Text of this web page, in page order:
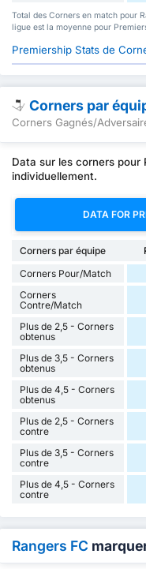
Total des Corners en match pour
ligue est la moyenne pour
Premiership Stats de
Corners par
Corners Gagnés/
Data sur les corners pour
individuellement.
DATA FOR
Corners par équipe
Corners Pour/Match
Corners
Contre/Match
Plus de 2,5 - Corners
obtenus
Plus de 3,5 - Corners
obtenus
Plus de 4,5 - Corners
obtenus
Plus de 2,5 - Corners
contre
Plus de 3,5 - Corners
contre
Plus de 4,5 - Corners
contre
Rangers FC